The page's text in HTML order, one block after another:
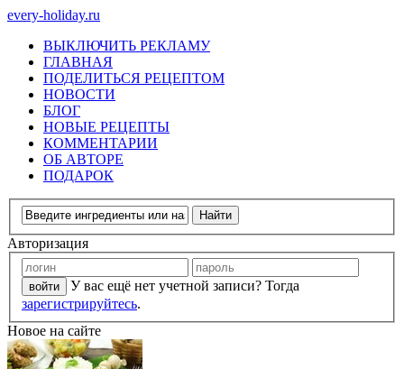
every-holiday.ru
ВЫКЛЮЧИТЬ РЕКЛАМУ
ГЛАВНАЯ
ПОДЕЛИТЬСЯ РЕЦЕПТОМ
НОВОСТИ
БЛОГ
НОВЫЕ РЕЦЕПТЫ
КОММЕНТАРИИ
ОБ АВТОРЕ
ПОДАРОК
Авторизация
У вас ещё нет учетной записи? Тогда
зарегистрируйтесь.
Новое на сайте